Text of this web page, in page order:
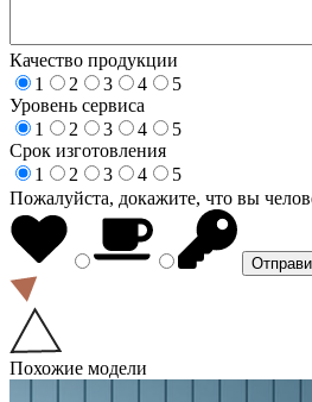
Качество продукции
1
2 3 4
5
Уровень сервиса
1
2 3 4
5
Срок изготовления
1
2 3 4
5
Пожалуйста, докажите, что вы
Похожие модели